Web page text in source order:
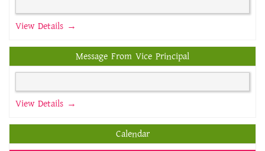
View Details →
Message From Vice Principal
View Details →
Calendar